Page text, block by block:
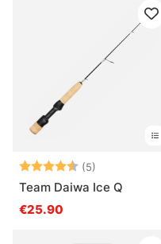
Note: (5)
Team Daiwa Ice Q
€25.90